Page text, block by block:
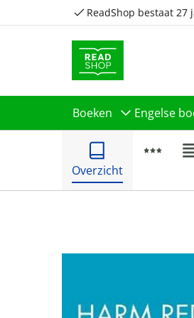
ReadShop bestaat 27
Boeken Engelse
Overzicht